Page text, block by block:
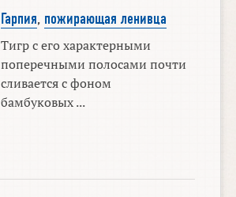
Гарпия, пожирающая ленивца
Тигр с его характерными
поперечными полосами почти
сливается с фоном
бамбуковых ...